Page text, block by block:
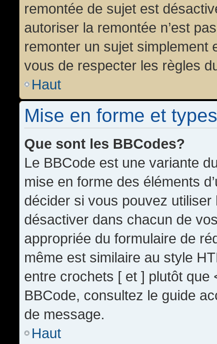
remontée de sujet est
autoriser la remontée n’est
remonter un sujet simplement
vous de respecter les règles
Haut
Mise en forme et
Que sont les BBCodes?
Le BBCode est une variante
mise en forme des éléments
décider si vous pouvez
désactiver dans chacun de
appropriée du formulaire de
même est similaire au style
entre crochets [ et ] plutôt que
BBCode, consultez le guide
de message.
Haut